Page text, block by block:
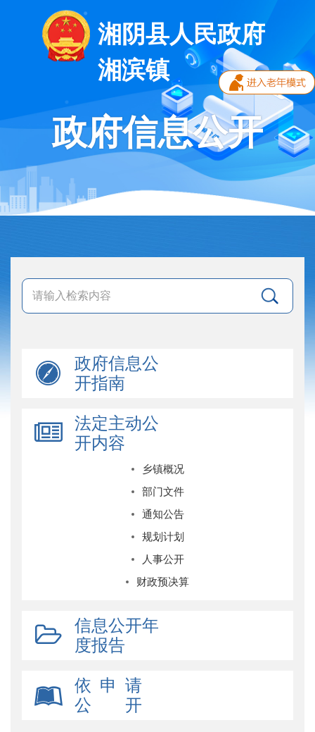
湘阴县人民政府
湘滨镇
政府信息公开
政府信息公
开指南
法定主动公
开内容
乡镇概况
部门文件
通知公告
规划计划
人事公开
财政预决算
信息公开年
度报告
依 申 请
公 开